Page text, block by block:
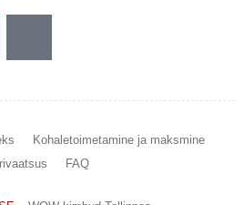
Kohaletoimetamine ja maksmine
FAQ